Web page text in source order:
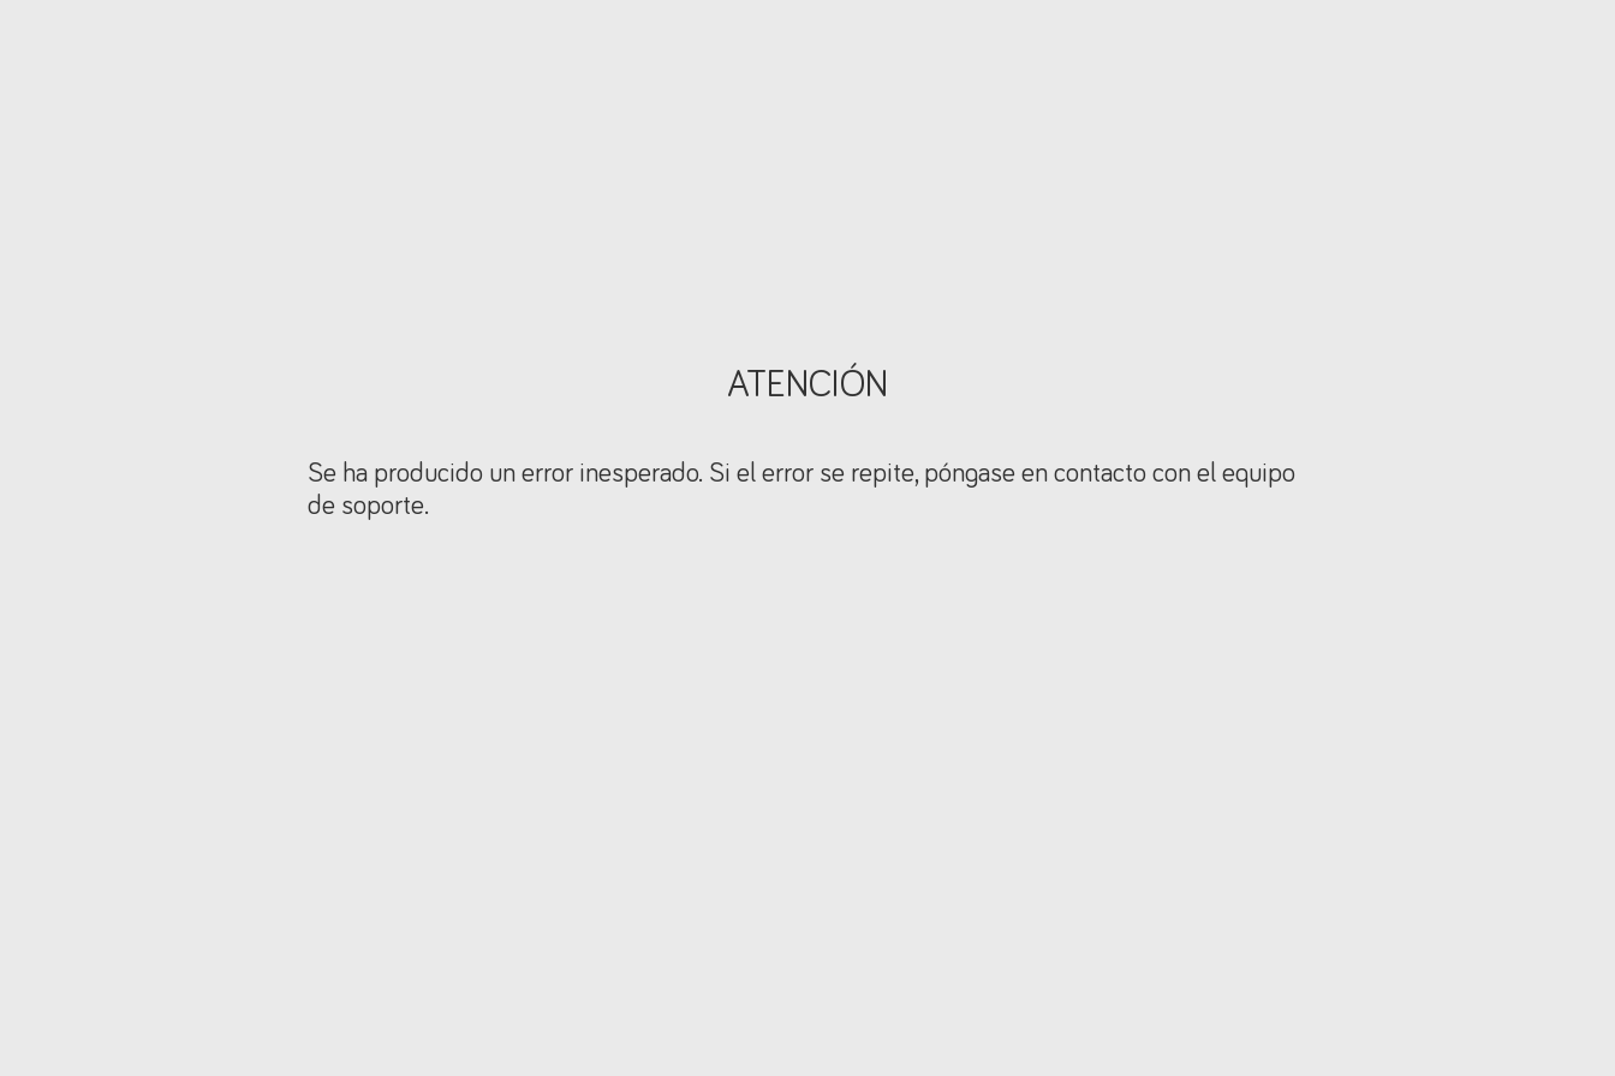
ATENCIÓN
Se ha producido un error inesperado. Si el error se repite, póngase en contacto con el equipo
de soporte.